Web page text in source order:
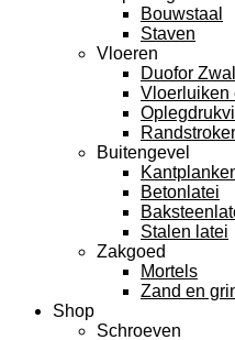
Bouwstaal
Staven
Vloeren
Duofor
Vloerluiken
Buitengevel
Betonlatei
Stalen latei
Zakgoed
Mortels
Zand en
Shop
Schroeven